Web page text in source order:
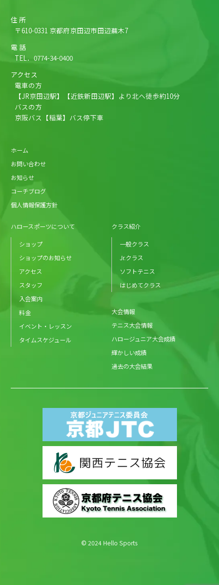
住 所
〒610-0331 京都府京田辺市田辺蕪木7
電 話
TEL．0774-34-0400
アクセス
電車の方
【JR京田辺駅】【近鉄新田辺駅】より北へ徒歩約10分
バスの方
京阪バス【稲葉】バス停下車
ホーム
お問い合わせ
お知らせ
コーチブログ
個人情報保護方針
ハロースポーツについて
ショップ
ショップのお知らせ
アクセス
スタッフ
入会案内
料金
イベント・レッスン
タイムスケジュール
クラス紹介
一般クラス
Jr.クラス
ソフトテニス
はじめてクラス
大会情報
テニス大会情報
ハロージュニア大会成績
輝かしい成績
過去の大会結果
© 2024 Hello Sports